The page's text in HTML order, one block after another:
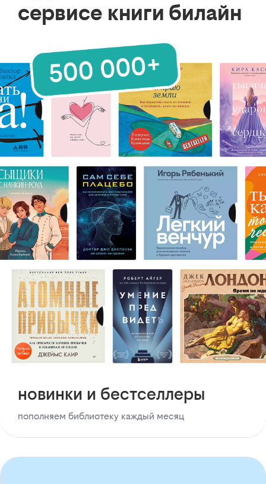
сервисе книги билайн
новинки и бестселлеры
пополняем библиотеку каждый месяц